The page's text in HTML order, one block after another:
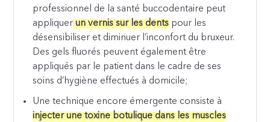
professionnel de la santé buccodentaire peut
appliquer un vernis sur les dents pour les
désensibiliser et diminuer l’inconfort du bruxeur.
Des gels fluorés peuvent également être
appliqués par le patient dans le cadre de ses
soins d’hygiène effectués à domicile;
Une technique encore émergente consiste à
injecter une toxine botulique dans les muscles